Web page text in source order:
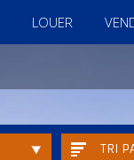
LOUER
TRI